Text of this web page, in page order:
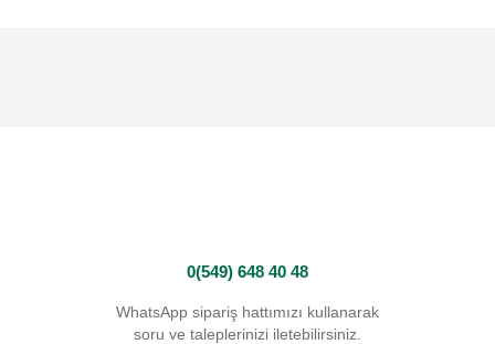
0(549) 648 40 48
WhatsApp sipariş hattımızı kullanarak
soru ve taleplerinizi iletebilirsiniz.